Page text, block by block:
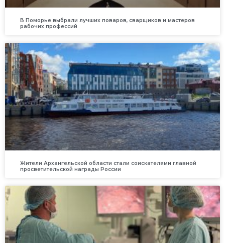
В Поморье выбрали лучших поваров, сварщиков и мастеров
рабочих профессий
Жители Архангельской области стали соискателями главной
просветительской награды России